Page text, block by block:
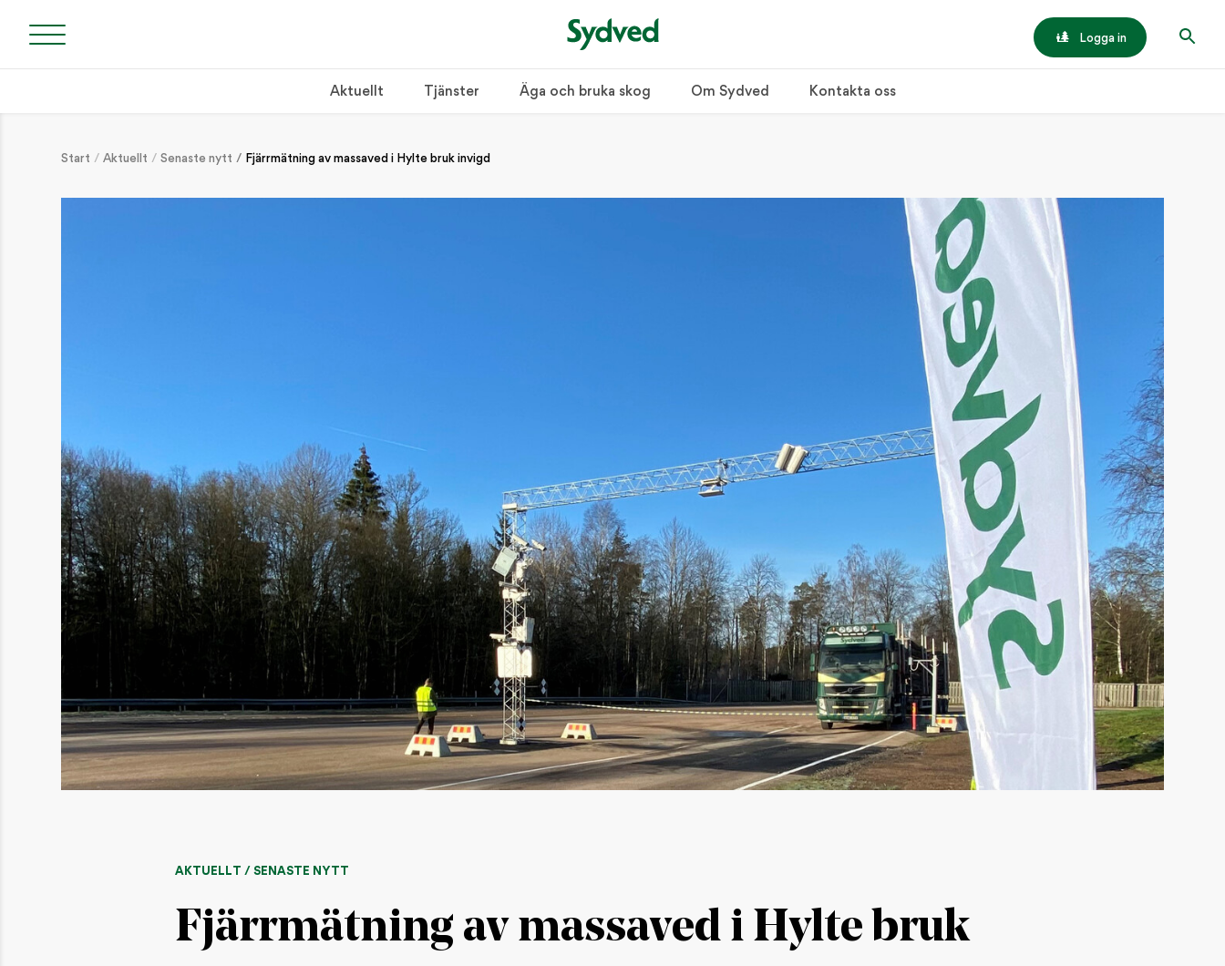
Logga in
Aktuellt Tjänster Äga och bruka skog Om Sydved Kontakta oss
Start Aktuellt Senaste nytt Fjärrmätning av massaved i Hylte bruk invigd
AKTUELLT / SENASTE NYTT
Fjärrmätning av massaved i Hylte bruk